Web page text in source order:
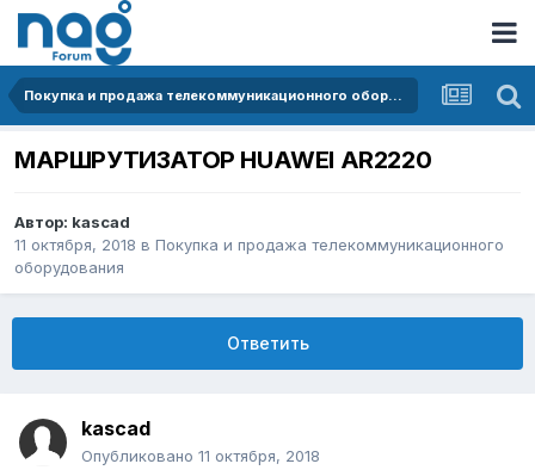
Покупка и продажа телекоммуникационного оборудования
МАРШРУТИЗАТОР HUAWEI AR2220
Автор: kascad
11 октября, 2018 в Покупка и продажа телекоммуникационного
оборудования
Ответить
kascad
Опубликовано 11 октября, 2018